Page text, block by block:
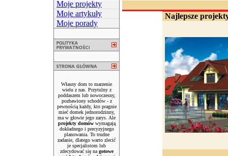
Moje projekty
Moje artykuły
Moje porady
Własny dom to marzenie
wielu z nas. Przytulny z
poddaszem lub nowoczesny,
pozbawiony schodów - z
pewnością każdy, kto pragnie
mieć domek jednorodzinny,
ma w głowie jego zarys. Ale
projekty domówwymagają
dokładnego i precyzyjnego
planowania. To trudne
zadanie, dlatego warto zlecić
je specjalistom lub
zdecydować się na gotowe
Najlepsze